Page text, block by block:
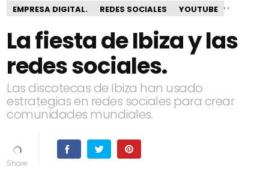
EMPRESA DIGITAL. ,
REDES SOCIALES ,
YOUTUBE
La fiesta de Ibiza y las
redes sociales.
Las discotecas de Ibiza han usado
estrategias en redes sociales para crear
comunidades mundiales.